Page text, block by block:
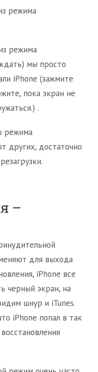
режима
режима
мы просто
iPhone (зажмите
пока экран не
.
режима
других, достаточно
–
для выхода
iPhone все
черный экран, на
шнур и iTunes.
iPhone попал в так